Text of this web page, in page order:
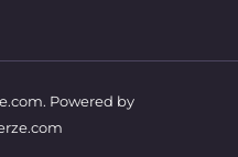
Powered by